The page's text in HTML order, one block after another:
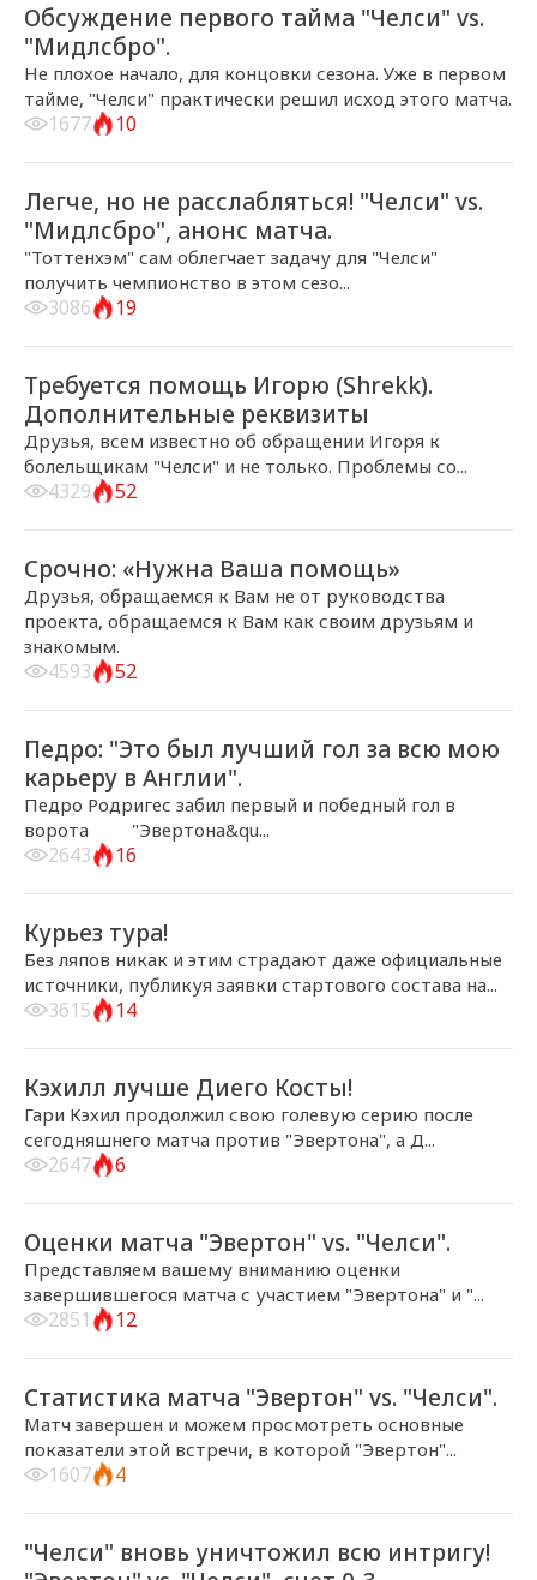
Обсуждение первого тайма "Челси" vs.
"Мидлсбро".
Не плохое начало, для концовки сезона. Уже в первом
тайме, "Челси" практически решил исход этого матча.
1677 10
2017-05-08, 07:00 ГЛАВНЫЕ НОВОСТИ
Легче, но не расслабляться! "Челси" vs.
"Мидлсбро", анонс матча.
"Тоттенхэм" сам облегчает задачу для "Челси"
получить чемпионство в этом сезо...
3086 19
2017-05-04, 20:27 ГЛАВНЫЕ НОВОСТИ
Требуется помощь Игорю (Shrekk).
Дополнительные реквизиты
Друзья, всем известно об обращении Игоря к
болельщикам "Челси" и не только. Проблемы со...
4329 52
2017-05-03, 16:59 ГЛАВНЫЕ НОВОСТИ
Срочно: «Нужна Ваша помощь»
Друзья, обращаемся к Вам не от руководства
проекта, обращаемся к Вам как своим друзьям и
знакомым.
4593 52
2017-05-02, 06:47 ГЛАВНЫЕ НОВОСТИ
Педро: "Это был лучший гол за всю мою
карьеру в Англии".
Педро Родригес забил первый и победный гол в
ворота "Эвертона&qu...
2643 16
2017-04-30, 20:24 ГЛАВНЫЕ НОВОСТИ
Курьез тура!
Без ляпов никак и этим страдают даже официальные
источники, публикуя заявки стартового состава на...
3615 14
2017-04-30, 18:28 ГЛАВНЫЕ НОВОСТИ
Кэхилл лучше Диего Косты!
Гари Кэхил продолжил свою голевую серию после
сегодняшнего матча против "Эвертона", а Д...
2647 6
2017-04-30, 18:05 ГЛАВНЫЕ НОВОСТИ
Оценки матча "Эвертон" vs. "Челси".
Представляем вашему вниманию оценки
завершившегося матча с участием "Эвертона" и "...
2851 12
2017-04-30, 18:00 ГЛАВНЫЕ НОВОСТИ
Статистика матча "Эвертон" vs. "Челси".
Матч завершен и можем просмотреть основные
показатели этой встречи, в которой "Эвертон"...
1607 4
2017-04-30, 17:55 ГЛАВНЫЕ НОВОСТИ
"Челси" вновь уничтожил всю интригу!